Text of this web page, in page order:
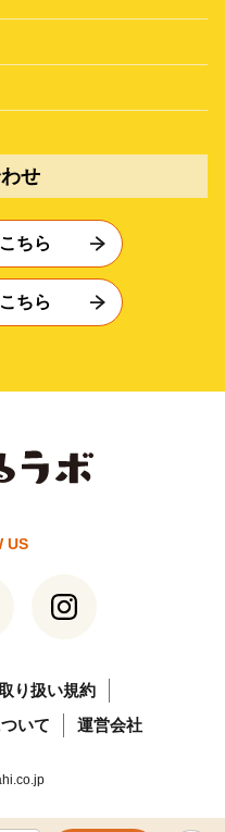
せ
ちら
ちら
US
り扱い規約
いて
運営会社